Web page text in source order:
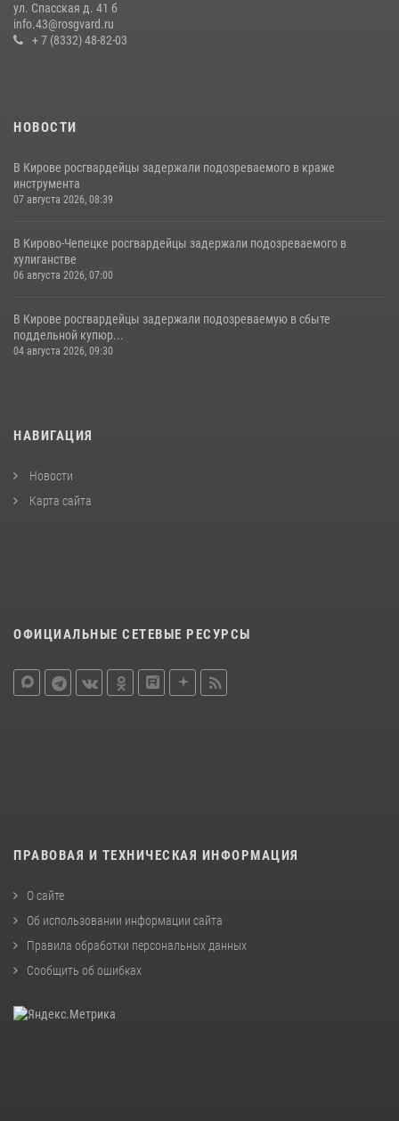
19 июля 2026, 07:00
ул. Спасская д. 41 б
info.43@rosgvard.ru
+ 7 (8332) 48-82-03
НОВОСТИ
В Кирове росгвардейцы задержали подозреваемого в краже
инструмента
07 августа 2026, 08:39
В Кирово-Чепецке росгвардейцы задержали подозреваемого в
хулиганстве
06 августа 2026, 07:00
В Кирове росгвардейцы задержали подозреваемую в сбыте
поддельной купюр...
04 августа 2026, 09:30
НАВИГАЦИЯ
Новости
Карта сайта
ОФИЦИАЛЬНЫЕ СЕТЕВЫЕ РЕСУРСЫ
ПРАВОВАЯ И ТЕХНИЧЕСКАЯ ИНФОРМАЦИЯ
О сайте
Об использовании информации сайта
Правила обработки персональных данных
Сообщить об ошибках